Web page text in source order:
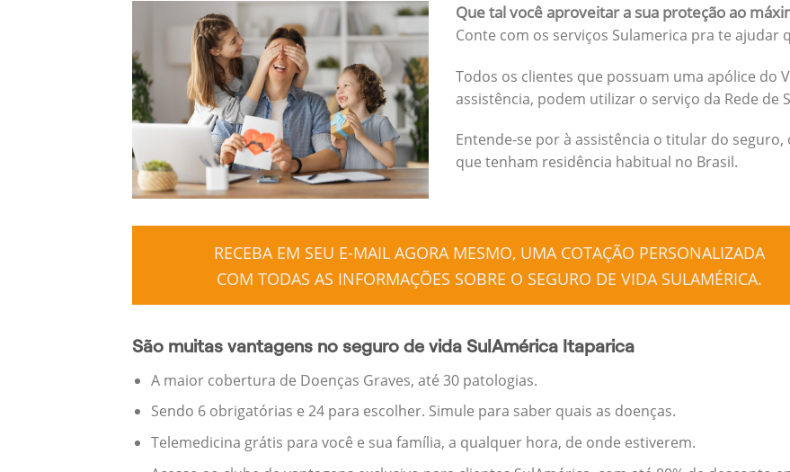
Que tal você aproveitar a sua proteção ao
Conte com os serviços Sulamerica pra te ajudar
Todos os clientes que possuam uma apólice do
assistência, podem utilizar o serviço da Rede de
Entende-se por à assistência o titular do
que tenham residência habitual no Brasil.
RECEBA EM SEU E-MAIL AGORA MESMO, UMA COTAÇÃO PERSONALIZADA
COM TODAS AS INFORMAÇÕES SOBRE O SEGURO DE VIDA SULAMÉRICA.
São muitas vantagens no seguro de vida SulAmérica Itaparica
A maior cobertura de Doenças Graves, até 30 patologias.
Sendo 6 obrigatórias e 24 para escolher. Simule para saber quais as doenças.
Telemedicina grátis para você e sua família, a qualquer hora, de onde estiverem.